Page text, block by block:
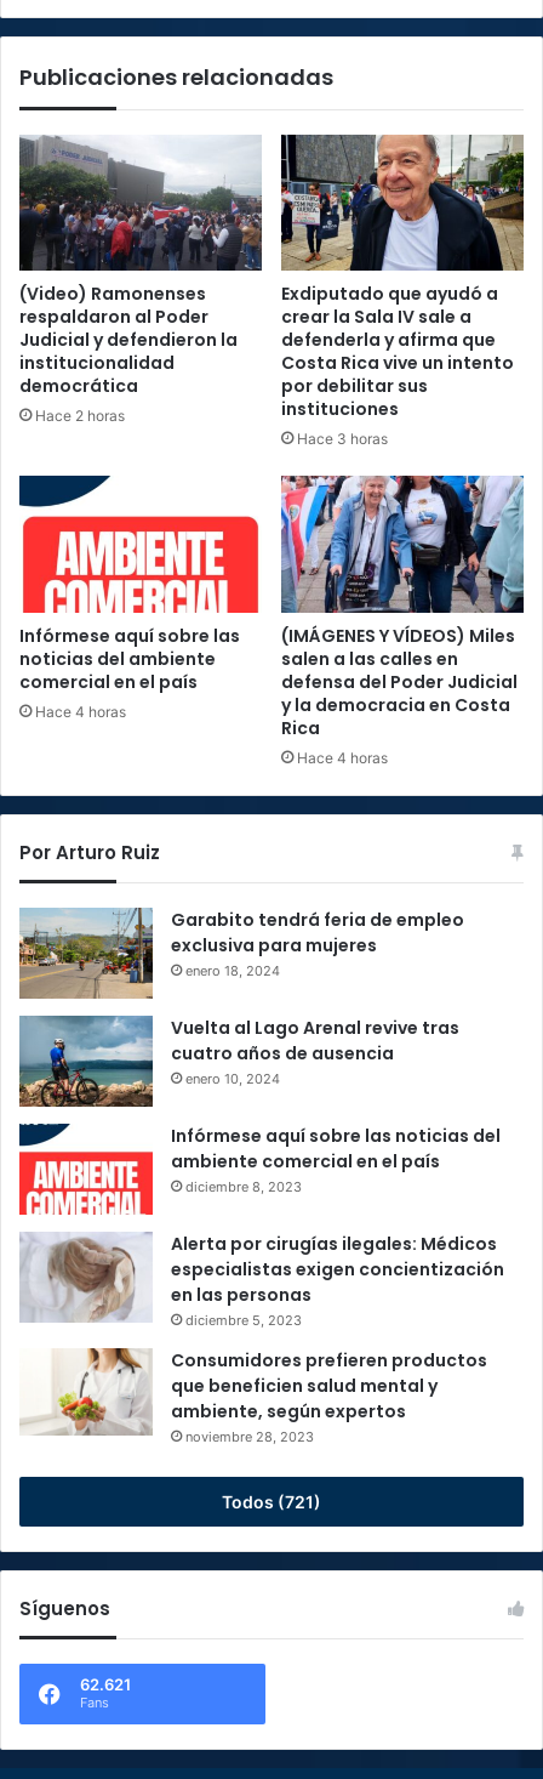
sus
Publicaciones relacionadas
(Video) Ramonenses
respaldaron al Poder
Judicial y defendieron la
institucionalidad
democrática
Hace 2 horas
Exdiputado que ayudó a
crear la Sala IV sale a
defenderla y afirma que
Costa Rica vive un intento
por debilitar sus
instituciones
Hace 3 horas
Infórmese aquí sobre las
noticias del ambiente
comercial en el país
Hace 4 horas
(IMÁGENES Y VÍDEOS) Miles
salen a las calles en
defensa del Poder Judicial
y la democracia en Costa
Rica
Hace 4 horas
Por Arturo Ruiz
Garabito tendrá feria de empleo
exclusiva para mujeres
enero 18, 2024
Vuelta al Lago Arenal revive tras
cuatro años de ausencia
enero 10, 2024
Infórmese aquí sobre las noticias del
ambiente comercial en el país
diciembre 8, 2023
Alerta por cirugías ilegales: Médicos
especialistas exigen concientización
en las personas
diciembre 5, 2023
Consumidores prefieren productos
que beneficien salud mental y
ambiente, según expertos
noviembre 28, 2023
Todos (721)
Síguenos
62.621
Fans